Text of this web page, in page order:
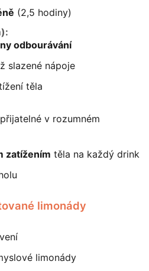
(2,5 hodiny)
odbourávání
slazené nápoje
těla
v rozumném
zatížením těla na každý drink
limonády
limonády